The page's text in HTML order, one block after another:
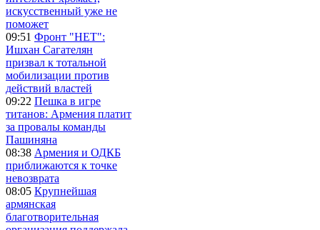
искусственный уже не
поможет
09:51 Фронт "НЕТ":
Ишхан Сагателян
призвал к тотальной
мобилизации против
действий властей
09:22 Пешка в игре
титанов: Армения платит
за провалы команды
Пашиняна
08:38 Армения и ОДКБ
приближаются к точке
невозврата
08:05 Крупнейшая
армянская
благотворительная